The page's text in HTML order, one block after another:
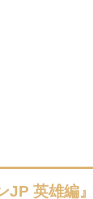
JP 英雄編